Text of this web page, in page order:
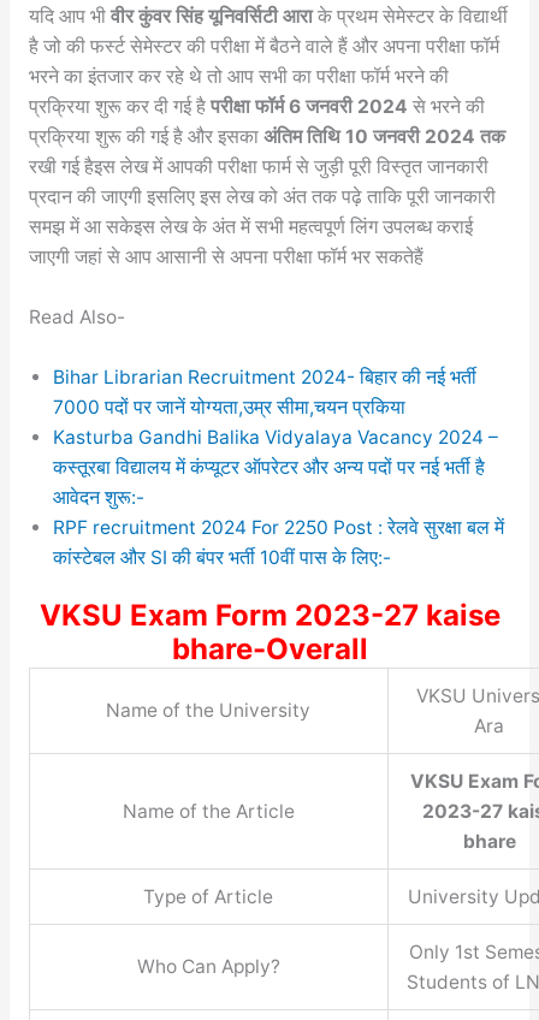
यदि आप भी वीर कुंवर सिंह यूनिवर्सिटी आराके प्रथम सेमेस्टर के विद्यार्थी
है जो की फर्स्ट सेमेस्टर की परीक्षा में बैठने वाले हैं और अपना परीक्षा फॉर्म
भरने का इंतजार कर रहे थे तो आप सभी का परीक्षा फॉर्म भरने की
प्रक्रिया शुरू कर दी गई है परीक्षा फॉर्म 6 जनवरी 2024 से भरने की
प्रक्रिया शुरू की गई है और इसका अंतिम तिथि 10 जनवरी 2024 तक
रखी गई हैइस लेख में आपकी परीक्षा फार्म से जुड़ी पूरी विस्तृत जानकारी
प्रदान की जाएगी इसलिए इस लेख को अंत तक पढ़े ताकि पूरी जानकारी
समझ में आ सकेइस लेख के अंत में सभी महत्वपूर्ण लिंग उपलब्ध कराई
जाएगी जहां से आप आसानी से अपना परीक्षा फॉर्म भर सकतेहैं
Read Also-
Bihar Librarian Recruitment 2024- बिहार की नई भर्ती
7000 पदों पर जानें योग्यता,उम्र सीमा,चयन प्रकिया
Kasturba Gandhi Balika Vidyalaya Vacancy 2024 –
कस्तूरबा विद्यालय में कंप्यूटर ऑपरेटर और अन्य पदों पर नई भर्ती है
आवेदन शुरू:-
RPF recruitment 2024 For 2250 Post : रेलवे सुरक्षा बल में
कांस्टेबल और SI की बंपर भर्ती 10वीं पास के लिए:-
VKSU Exam Form 2023-27 kaise
bhare-Overall
Name of the University
VKSU
Ara
Name of the Article
VKSU Exam
2023-27
bhare
Type of Article University
Who Can Apply?
Only 1st
Students of